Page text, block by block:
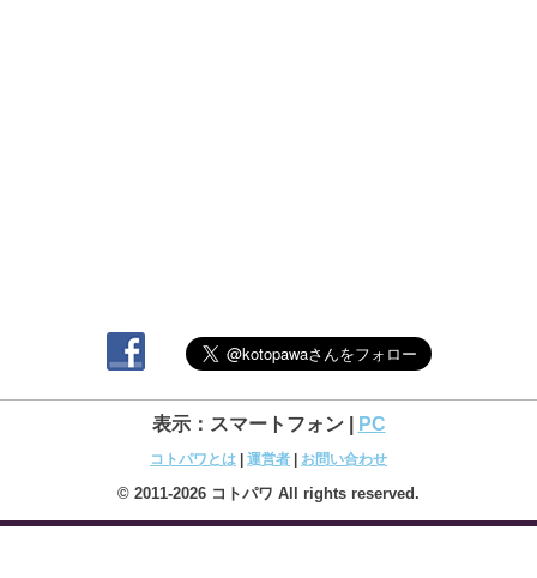
表示：スマートフォン | PC
コトパワとは 運営者 お問い合わせ
© 2011-2026 コトパワ All rights reserved.